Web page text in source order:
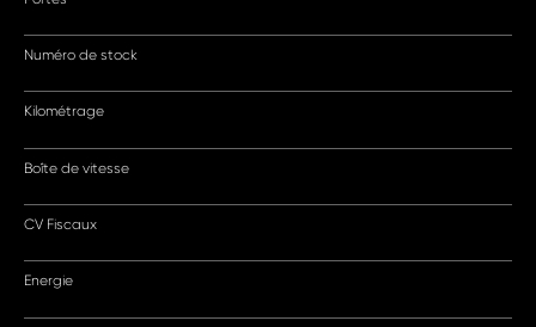
Numéro de stock
Kilométrage
Boîte de vitesse
CV Fiscaux
Energie